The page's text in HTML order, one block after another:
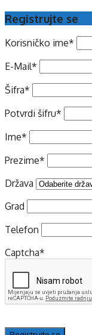
Registrujte se
Korisničko ime*
E-Mail*
Šifra*
Potvrdi šifru*
Ime*
Prezime*
Država
Grad
Telefon
Captcha*